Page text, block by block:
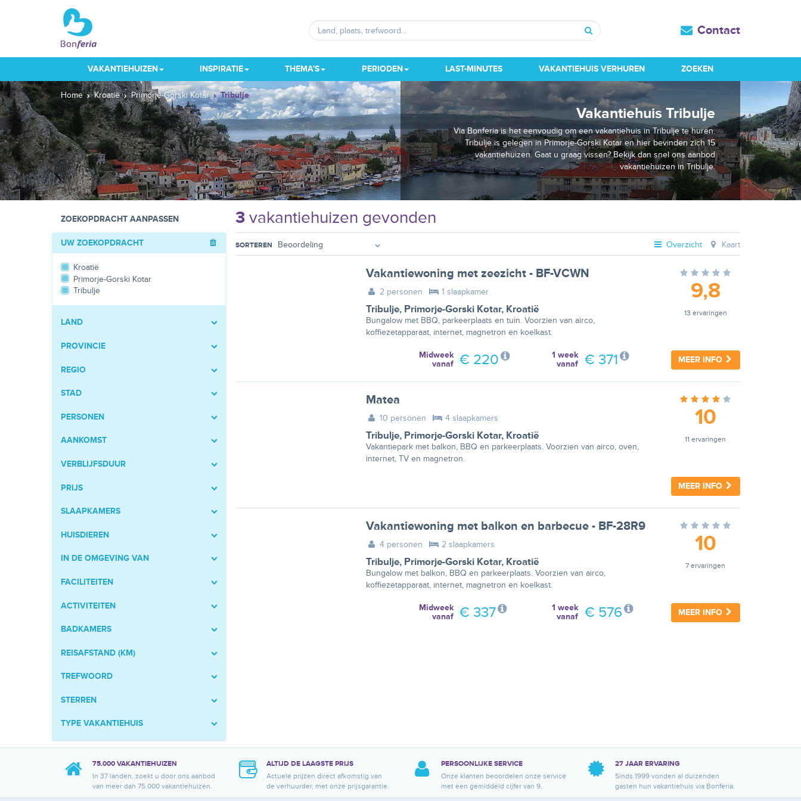
Zoeken
Contact
VAKANTIEHUIZEN INSPIRATIE THEMA'S PERIODEN LAST-MINUTES VAKANTIEHUIS VERHUREN ZOEKEN
Home Kroatië Primorje-Gorski Kotar Tribulje
Vakantiehuis Tribulje
Via Bonferia is het eenvoudig om een vakantiehuis in Tribulje te huren.
Tribulje is gelegen in Primorje-Gorski Kotar en hier bevinden zich 15
vakantiehuizen. Gaat u graag vissen? Bekijk dan snel ons aanbod
vakantiehuizen in Tribulje.
ZOEKOPDRACHT AANPASSEN 3vakantiehuizen gevonden
UW ZOEKOPDRACHT
Kroatië
Primorje-Gorski Kotar
Tribulje
LAND
PROVINCIE
REGIO
STAD
PERSONEN
AANKOMST
VERBLIJFSDUUR
PRIJS
SLAAPKAMERS
HUISDIEREN
IN DE OMGEVING VAN
FACILITEITEN
ACTIVITEITEN
BADKAMERS
REISAFSTAND (KM)
TREFWOORD
STERREN
TYPE VAKANTIEHUIS
SORTEREN Overzicht Kaart
Vakantiewoning met zeezicht - BF-VCWN
2 personen 1 slaapkamer
Tribulje, Primorje-Gorski Kotar, Kroatië
Bungalow met BBQ, parkeerplaats en tuin. Voorzien van airco,
koffiezetapparaat, internet, magnetron en koelkast.
9,8
13 ervaringen
MEER INFO
1 week
vanaf
€ 371
Midweek
vanaf
€ 220
Matea
10 personen 4 slaapkamers
Tribulje, Primorje-Gorski Kotar, Kroatië
Vakantiepark met balkon, BBQ en parkeerplaats. Voorzien van airco, oven,
internet, TV en magnetron.
10
11 ervaringen
MEER INFO
Vakantiewoning met balkon en barbecue - BF-28R9
4 personen 2 slaapkamers
Tribulje, Primorje-Gorski Kotar, Kroatië
Bungalow met balkon, BBQ en parkeerplaats. Voorzien van airco,
koffiezetapparaat, internet, magnetron en koelkast.
10
7 ervaringen
MEER INFO
1 week
vanaf
€ 576
Midweek
vanaf
€ 337
75.000 VAKANTIEHUIZEN
In 37 landen, zoekt u door ons aanbod
van meer dan 75.000 vakantiehuizen.
ALTIJD DE LAAGSTE PRIJS
Actuele prijzen direct afkomstig van
de verhuurder, met onze prijsgarantie.
PERSOONLIJKE SERVICE
Onze klanten beoordelen onze service
met een gemiddeld cijfer van 9.
27 JAAR ERVARING
Sinds 1999 vonden al duizenden
gasten hun vakantiehuis via Bonferia.